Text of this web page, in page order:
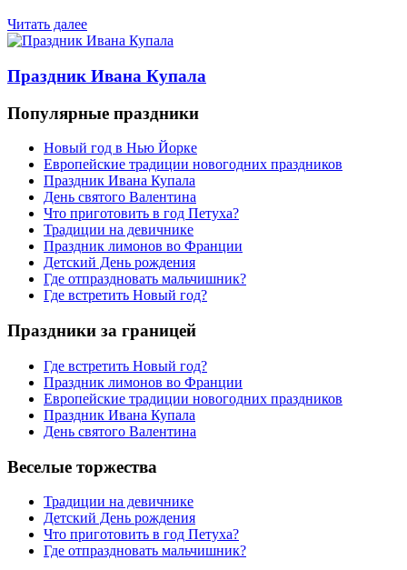
Читать далее
Праздник Ивана Купала
Популярные праздники
Новый год в Нью Йорке
Европейские традиции новогодних праздников
Праздник Ивана Купала
День святого Валентина
Что приготовить в год Петуха?
Традиции на девичнике
Праздник лимонов во Франции
Детский День рождения
Где отпраздновать мальчишник?
Где встретить Новый год?
Праздники за границей
Где встретить Новый год?
Праздник лимонов во Франции
Европейские традиции новогодних праздников
Праздник Ивана Купала
День святого Валентина
Веселые торжества
Традиции на девичнике
Детский День рождения
Что приготовить в год Петуха?
Где отпраздновать мальчишник?